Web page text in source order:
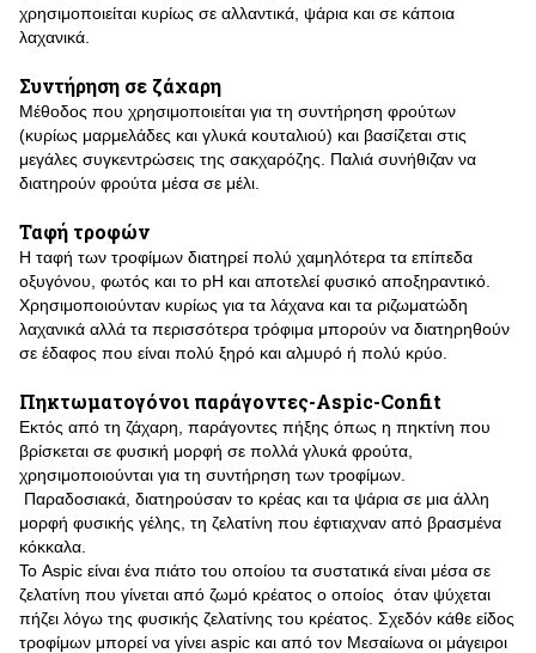
χρησιμοποιείται κυρίως σε αλλαντικά, ψάρια και σε κάποια
λαχανικά.
Συντήρηση σε ζάχαρη
Μέθοδος που χρησιμοποιείται για τη συντήρηση φρούτων
(κυρίως μαρμελάδες και γλυκά κουταλιού) και βασίζεται στις
μεγάλες συγκεντρώσεις της σακχαρόζης. Παλιά συνήθιζαν να
διατηρούν φρούτα μέσα σε μέλι.
Ταφή τροφών
Η ταφή των τροφίμων διατηρεί πολύ χαμηλότερα τα επίπεδα
οξυγόνου, φωτός και το pH και αποτελεί φυσικό αποξηραντικό.
Χρησιμοποιούνταν κυρίως για τα λάχανα και τα ριζωματώδη
λαχανικά αλλά τα περισσότερα τρόφιμα μπορούν να διατηρηθούν
σε έδαφος που είναι πολύ ξηρό και αλμυρό ή πολύ κρύο.
Πηκτωματογόνοι παράγοντες-Aspic-Confit
Εκτός από τη ζάχαρη, παράγοντες πήξης όπως η πηκτίνη που
βρίσκεται σε φυσική μορφή σε πολλά γλυκά φρούτα,
χρησιμοποιούνται για τη συντήρηση των τροφίμων.
Παραδοσιακά, διατηρούσαν το κρέας και τα ψάρια σε μια άλλη
μορφή φυσικής γέλης, τη ζελατίνη που έφτιαχναν από βρασμένα
κόκκαλα.
Το Aspic είναι ένα πιάτο του οποίου τα συστατικά είναι μέσα σε
ζελατίνη που γίνεται από ζωμό κρέατος ο οποίος όταν ψύχεται
πήζει λόγω της φυσικής ζελατίνης του κρέατος. Σχεδόν κάθε είδος
τροφίμων μπορεί να γίνει aspic και από τον Μεσαίωνα οι μάγειροι